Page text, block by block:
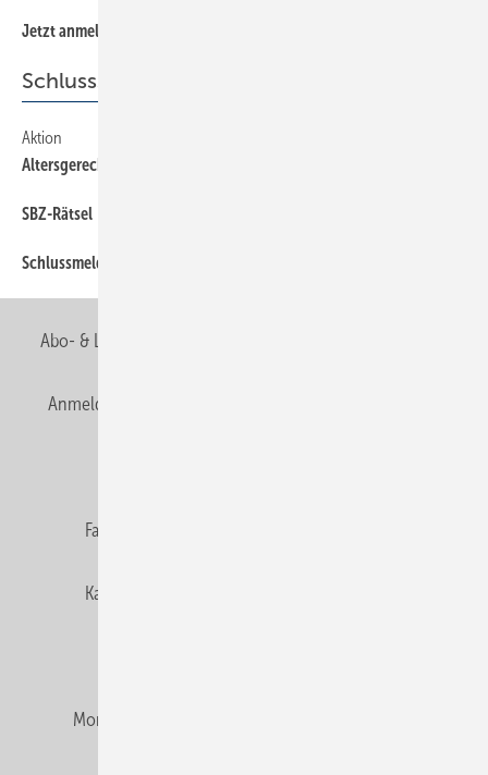
Jetzt anmelden: Fachthemen ins digitale Schaufenster gestellt
Schlussseiten
Aktion
Altersgerechtes Wohnen
SBZ-Rätsel
Schlussmeldung
Abo- & Leserservice
Anmelden
Fachbeiträge
Karriere bei Gentner
Montagezeiten Heizung